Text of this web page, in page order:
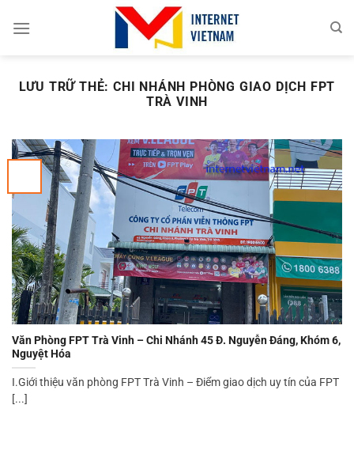
đến
LƯU TRỮ THẺ:CHI NHÁNH PHÒNG GIAO DỊCH FPT
TRÀ VINH
Văn Phòng FPT Trà Vinh – Chi Nhánh 45 Đ. Nguyễn Đáng, Khóm 6,
Nguyệt Hóa
I.Giới thiệu văn phòng FPT Trà Vinh – Điểm giao dịch uy tín của FPT
[...]